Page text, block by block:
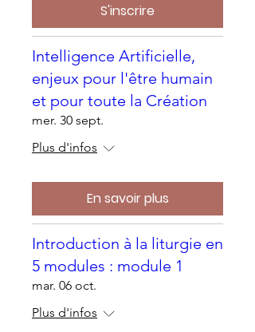
S'inscrire
Intelligence Artificielle,
enjeux pour l'être humain
et pour toute la Création
mer. 30 sept.
Plus d'infos
En savoir plus
Introduction à la liturgie en
5 modules : module 1
mar. 06 oct.
Plus d'infos